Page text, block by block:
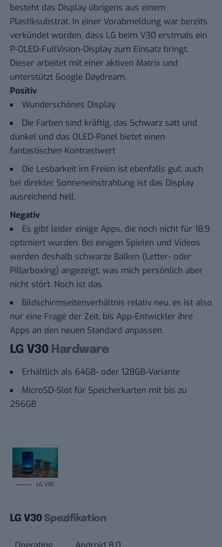
besteht das Display übrigens aus einem
Plastiksubstrat. In einer Vorabmeldung war bereits
verkündet worden, dass LG beim V30 erstmals ein
P-OLED-FullVision-Display zum Einsatz bringt.
Dieser arbeitet mit einer aktiven Matrix und
unterstützt Google Daydream.
Positiv
Wunderschönes Display
Die Farben sind kräftig, das Schwarz satt und
dunkel und das OLED-Panel bietet einen
fantastischen Kontrastwert
Die Lesbarkeit im Freien ist ebenfalls gut, auch
bei direkter Sonneneinstrahlung ist das Display
ausreichend hell.
Negativ
Es gibt leider einige Apps, die noch nicht für 18:9
optimiert wurden. Bei einigen Spielen und Videos
werden deshalb schwarze Balken (Letter- oder
Pillarboxing) angezeigt, was mich persönlich aber
nicht stört. Noch ist das
Bildschirmseitenverhältnis relativ neu, es ist also
nur eine Frage der Zeit, bis App-Entwickler ihre
Apps an den neuen Standard anpassen.
LG V30 Hardware
Erhältlich als 64GB- oder 128GB-Variante
MicroSD-Slot für Speicherkarten mit bis zu
256GB
LG V30
LG V30 Spezifikation